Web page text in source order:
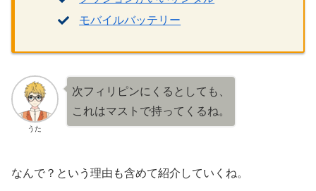
モバイルバッテリー
うた
次フィリピンにくるとしても、
これはマストで持ってくるね。
なんで？という理由も含めて紹介していくね。